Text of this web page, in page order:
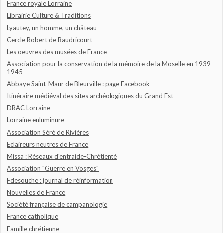
France royale Lorraine
Librairie Culture & Traditions
Lyautey, un homme, un château
Cercle Robert de Baudricourt
Les oeuvres des musées de France
Association pour la conservation de la mémoire de la Moselle en 1939-
1945
Abbaye Saint-Maur de Bleurville : page Facebook
Itinéraire médiéval des sites archéologiques du Grand Est
DRAC Lorraine
Lorraine enluminure
Association Séré de Rivières
Eclaireurs neutres de France
Missa : Réseaux d'entraide-Chrétienté
Association "Guerre en Vosges"
Fdesouche : journal de réinformation
Nouvelles de France
Société française de campanologie
France catholique
Famille chrétienne